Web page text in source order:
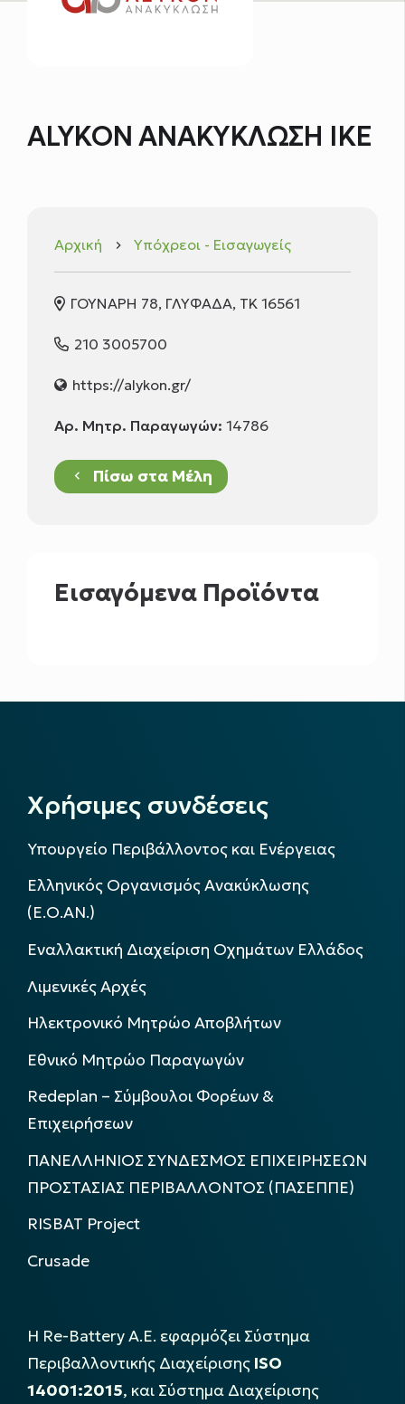
ALYKON ΑΝΑΚΥΚΛΩΣΗ ΙΚΕ
Αρχική keyboard_arrow_right Υπόχρεοι - Εισαγωγείς
ΓΟΥΝΑΡΗ 78, ΓΛΥΦΑΔΑ, ΤΚ 16561
210 3005700
https://alykon.gr/
Αρ. Μητρ. Παραγωγών: 14786
keyboard_arrow_left Πίσω στα Μέλη
Εισαγόμενα Προϊόντα
Χρήσιμες συνδέσεις
Υπουργείο Περιβάλλοντος και Ενέργειας
Ελληνικός Οργανισμός Ανακύκλωσης
(Ε.Ο.ΑΝ.)
Εναλλακτική Διαχείριση Οχημάτων Ελλάδος
Λιμενικές Αρχές
Ηλεκτρονικό Μητρώο Αποβλήτων
Εθνικό Μητρώο Παραγωγών
Redeplan – Σύμβουλοι Φορέων &
Επιχειρήσεων
ΠΑΝΕΛΛΗΝΙΟΣ ΣΥΝΔΕΣΜΟΣ ΕΠΙΧΕΙΡΗΣΕΩΝ
ΠΡΟΣΤΑΣΙΑΣ ΠΕΡΙΒΑΛΛΟΝΤΟΣ (ΠΑΣΕΠΠΕ)
RISBAT Project
Crusade
Η Re-Battery Α.Ε. εφαρμόζει Σύστημα
Περιβαλλοντικής Διαχείρισης ISO
14001:2015, και Σύστημα Διαχείρισης